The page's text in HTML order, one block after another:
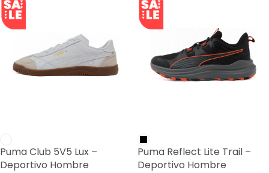
Puma Club 5V5 Lux –
Deportivo Hombre
Puma Reflect Lite Trail –
Deportivo Hombre